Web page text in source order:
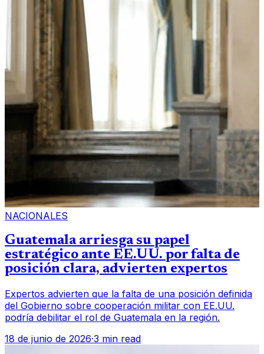
NACIONALES
Guatemala arriesga su papel
estratégico ante EE.UU. por falta de
posición clara, advierten expertos
Expertos advierten que la falta de una posición definida
del Gobierno sobre cooperación militar con EE.UU.
podría debilitar el rol de Guatemala en la región.
18 de junio de 2026·3 min read